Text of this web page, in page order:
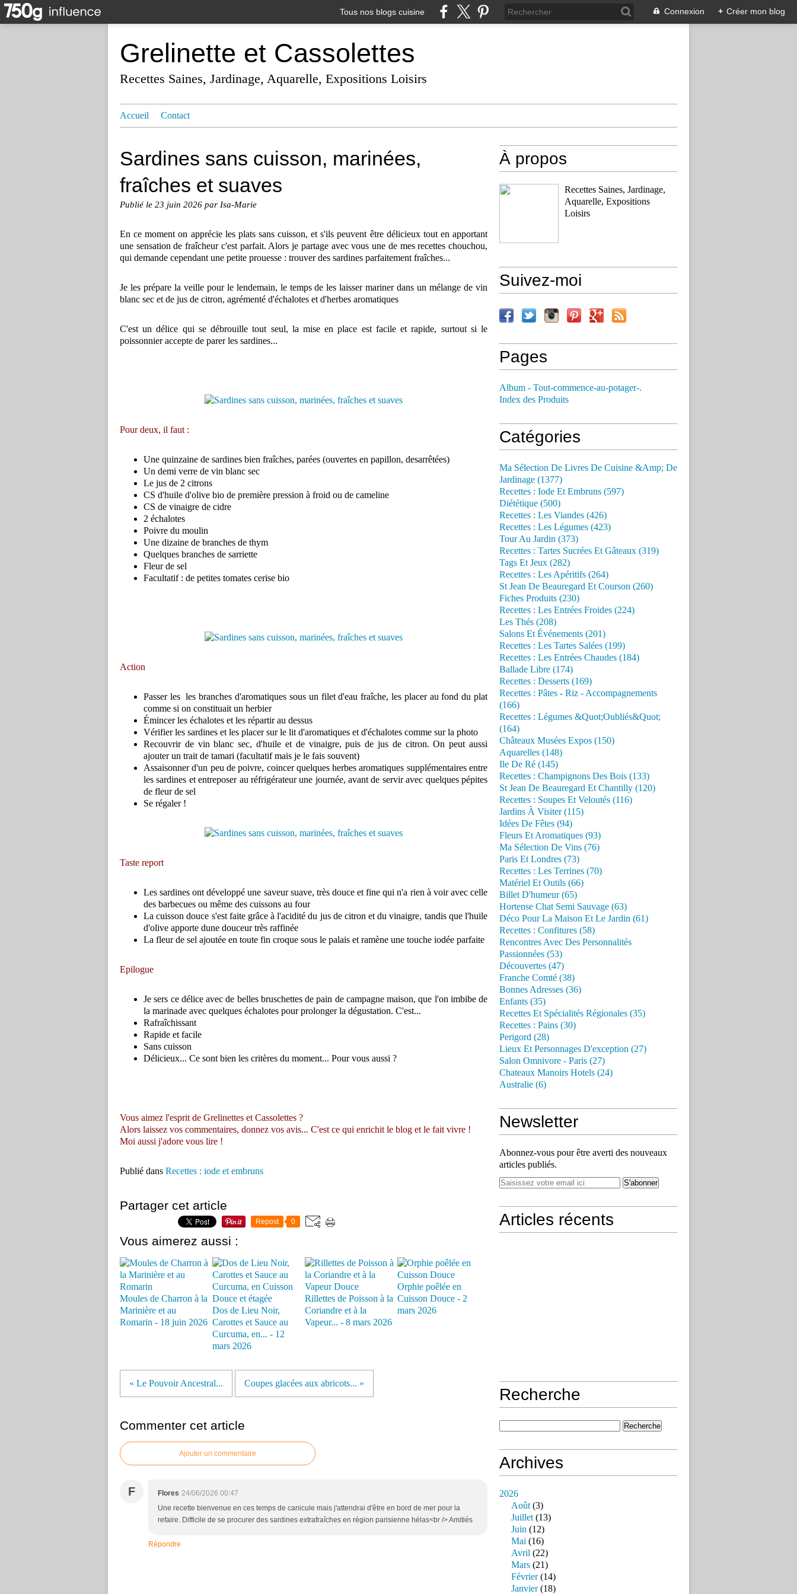
Tous nos blogs cuisine Connexion + Créer mon blog
Grelinette et Cassolettes
Recettes Saines, Jardinage, Aquarelle, Expositions Loisirs
Accueil Contact
Sardines sans cuisson, marinées,
fraîches et suaves
Publié le 23 juin 2026 par Isa-Marie
En ce moment on apprécie les plats sans cuisson, et s'ils peuvent être délicieux tout en apportant
une sensation de fraîcheur c'est parfait. Alors je partage avec vous une de mes recettes chouchou,
qui demande cependant une petite prouesse : trouver des sardines parfaitement fraîches...
Je les prépare la veille pour le lendemain, le temps de les laisser mariner dans un mélange de vin
blanc sec et de jus de citron, agrémenté d'échalotes et d'herbes aromatiques
C'est un délice qui se débrouille tout seul, la mise en place est facile et rapide, surtout si le
poissonnier accepte de parer les sardines...
Pour deux, il faut :
Une quinzaine de sardines bien fraîches, parées (ouvertes en papillon, desarrêtées)
Un demi verre de vin blanc sec
Le jus de 2 citrons
CS d'huile d'olive bio de première pression à froid ou de cameline
CS de vinaigre de cidre
2 échalotes
Poivre du moulin
Une dizaine de branches de thym
Quelques branches de sarriette
Fleur de sel
Facultatif : de petites tomates cerise bio
Action
Passer les les branches d'aromatiques sous un filet d'eau fraîche, les placer au fond du plat
comme si on constituait un herbier
Émincer les échalotes et les répartir au dessus
Vérifier les sardines et les placer sur le lit d'aromatiques et d'échalotes comme sur la photo
Recouvrir de vin blanc sec, d'huile et de vinaigre, puis de jus de citron. On peut aussi
ajouter un trait de tamari (facultatif mais je le fais souvent)
Assaisonner d'un peu de poivre, coincer quelques herbes aromatiques supplémentaires entre
les sardines et entreposer au réfrigérateur une journée, avant de servir avec quelques pépites
de fleur de sel
Se régaler !
Taste report
Les sardines ont développé une saveur suave, très douce et fine qui n'a rien à voir avec celle
des barbecues ou même des cuissons au four
La cuisson douce s'est faite grâce à l'acidité du jus de citron et du vinaigre, tandis que l'huile
d'olive apporte dune douceur très raffinée
La fleur de sel ajoutée en toute fin croque sous le palais et ramène une touche iodée parfaite
Epilogue
Je sers ce délice avec de belles bruschettes de pain de campagne maison, que l'on imbibe de
la marinade avec quelques échalotes pour prolonger la dégustation. C'est...
Rafraîchissant
Rapide et facile
Sans cuisson
Délicieux... Ce sont bien les critères du moment... Pour vous aussi ?
Vous aimez l'esprit de Grelinettes et Cassolettes ?
Alors laissez vos commentaires, donnez vos avis... C'est ce qui enrichit le blog et le fait vivre !
Moi aussi j'adore vous lire !
Publié dans Recettes : iode et embruns
Partager cet article
Repost 0
Vous aimerez aussi :
Moules de Charron à la
Marinière et au
Romarin - 18 juin 2026
Dos de Lieu Noir,
Carottes et Sauce au
Curcuma, en... - 12
mars 2026
Rillettes de Poisson à la
Coriandre et à la
Vapeur... - 8 mars 2026
Orphie poêlée en
Cuisson Douce - 2
mars 2026
« Le Pouvoir Ancestral... Coupes glacées aux abricots... »
Commenter cet article
Ajouter un commentaire
F Flores 24/06/2026 00:47
Une recette bienvenue en ces temps de canicule mais j'attendrai d'être en bord de mer pour la
refaire. Difficile de se procurer des sardines extrafraîches en région parisienne hélas<br /> Amitiés
Répondre
À propos
Recettes Saines, Jardinage,
Aquarelle, Expositions
Loisirs
Suivez-moi
Pages
Album - Tout-commence-au-potager-.
Index des Produits
Catégories
Ma Sélection De Livres De Cuisine &Amp; De
Jardinage (1377)
Recettes : Iode Et Embruns (597)
Diététique (500)
Recettes : Les Viandes (426)
Recettes : Les Légumes (423)
Tour Au Jardin (373)
Recettes : Tartes Sucrées Et Gâteaux (319)
Tags Et Jeux (282)
Recettes : Les Apéritifs (264)
St Jean De Beauregard Et Courson (260)
Fiches Produits (230)
Recettes : Les Entrées Froides (224)
Les Thés (208)
Salons Et Événements (201)
Recettes : Les Tartes Salées (199)
Recettes : Les Entrées Chaudes (184)
Ballade Libre (174)
Recettes : Desserts (169)
Recettes : Pâtes - Riz - Accompagnements
(166)
Recettes : Légumes &Quot;Oubliés&Quot;
(164)
Châteaux Musées Expos (150)
Aquarelles (148)
Ile De Ré (145)
Recettes : Champignons Des Bois (133)
St Jean De Beauregard Et Chantilly (120)
Recettes : Soupes Et Veloutés (116)
Jardins À Visiter (115)
Idées De Fêtes (94)
Fleurs Et Aromatiques (93)
Ma Sélection De Vins (76)
Paris Et Londres (73)
Recettes : Les Terrines (70)
Matériel Et Outils (66)
Billet D'humeur (65)
Hortense Chat Semi Sauvage (63)
Déco Pour La Maison Et Le Jardin (61)
Recettes : Confitures (58)
Rencontres Avec Des Personnalités
Passionnées (53)
Découvertes (47)
Franche Comté (38)
Bonnes Adresses (36)
Enfants (35)
Recettes Et Spécialités Régionales (35)
Recettes : Pains (30)
Perigord (28)
Lieux Et Personnages D'exception (27)
Salon Omnivore - Paris (27)
Chateaux Manoirs Hotels (24)
Australie (6)
Newsletter
Abonnez-vous pour être averti des nouveaux
articles publiés.
Articles récents
Recherche
Archives
2026
Août(3)
Juillet(13)
Juin (12)
Mai (16)
Avril (22)
Mars (21)
Février(14)
Janvier(18)